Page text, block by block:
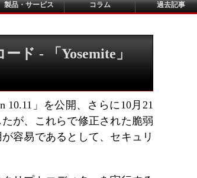
製品・サービス コラム 過去記事
ド - 「Yosemite」
10.11」を公開、さらに10月21
が、これらで修正された脆弱
容易であるとして、セキュリ